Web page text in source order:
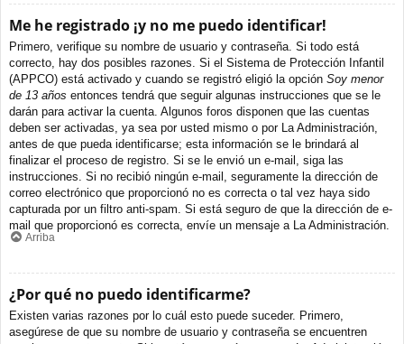
Me he registrado ¡y no me puedo identificar!
Primero, verifique su nombre de usuario y contraseña. Si todo está
correcto, hay dos posibles razones. Si el Sistema de Protección Infantil
(APPCO) está activado y cuando se registró eligió la opción Soy menor
de 13 años entonces tendrá que seguir algunas instrucciones que se le
darán para activar la cuenta. Algunos foros disponen que las cuentas
deben ser activadas, ya sea por usted mismo o por La Administración,
antes de que pueda identificarse; esta información se le brindará al
finalizar el proceso de registro. Si se le envió un e-mail, siga las
instrucciones. Si no recibió ningún e-mail, seguramente la dirección de
correo electrónico que proporcionó no es correcta o tal vez haya sido
capturada por un filtro anti-spam. Si está seguro de que la dirección de e-
mail que proporcionó es correcta, envíe un mensaje a La Administración.
Arriba
¿Por qué no puedo identificarme?
Existen varias razones por lo cuál esto puede suceder. Primero,
asegúrese de que su nombre de usuario y contraseña se encuentren